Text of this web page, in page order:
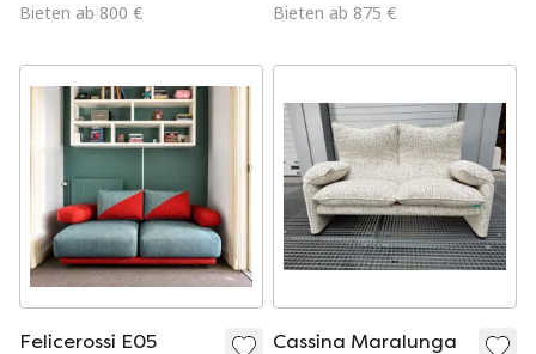
Bieten ab 800 €
Bieten ab 875 €
Felicerossi E05
Cassina Maralunga